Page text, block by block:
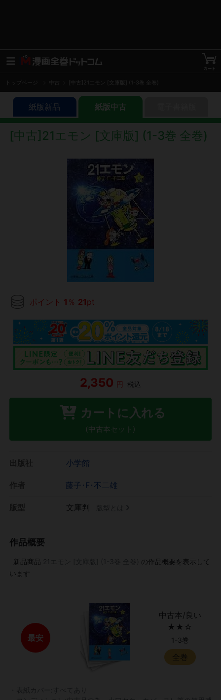
トップページ 中古 [中古]21エモン [文庫版] (1-3巻 全巻)
紙版新品 紙版中古
[中古]21エモン [文庫版] (1-3巻 全巻)
ポイント 1 ％ 21pt
2,350 円 税込
カートに入れる
(中古本セット)
小学館
藤子･F･不二雄
文庫判
作品概要
新品商品
の作品概要を表示して
います
最安
中古本/良い
★★☆
1-3巻
全巻